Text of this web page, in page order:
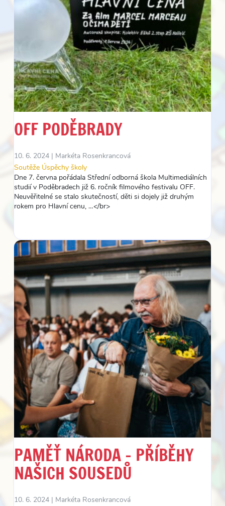
OFF PODĚBRADY
10. 6. 2024 | Markéta Rosenkrancová
Soutěže Úspěchy školy
Dne 7. června pořádala Střední odborná škola Multimediálních
studií v Poděbradech již 6. ročník filmového festivalu OFF.
Neuvěřitelné se stalo skutečností, děti si dojely již druhým
rokem pro Hlavní cenu, …</br>
PAMĚŤ NÁRODA – PŘÍBĚHY
NAŠICH SOUSEDŮ
10. 6. 2024 | Markéta Rosenkrancová